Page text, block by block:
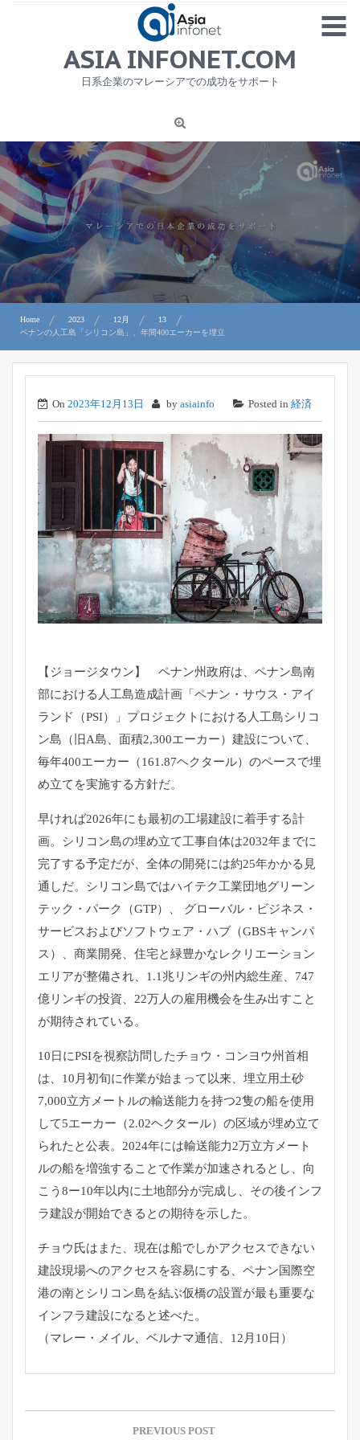
MENU
1
ニュース
労務サービス
プライバシーポリシー及び著作権について
お問合せ
ASIA INFONET.COM
日系企業のマレーシアでの成功をサポート
Home 2023 12月
13
ペナンの人工島「シリコン島」、年間400エーカーを埋立
On 2023年12月13日 by asiainfo Posted in 経済
【ジョージタウン】 ペナン州政府は、ペナン島南
部における人工島造成計画「ペナン・サウス・アイ
ランド（PSI）」プロジェクトにおける人工島シリコ
ン島（旧A島、面積2,300エーカー）建設について、
毎年400エーカー（161.87ヘクタール）のペースで埋
め立てを実施する方針だ。
早ければ2026年にも最初の工場建設に着手する計
画。シリコン島の埋め立て工事自体は2032年までに
完了する予定だが、全体の開発には約25年かかる見
通しだ。シリコン島ではハイテク工業団地グリーン
テック・パーク（GTP）、 グローバル・ビジネス・
サービスおよびソフトウェア・ハブ（GBSキャンパ
ス）、商業開発、住宅と緑豊かなレクリエーション
エリアが整備され、1.1兆リンギの州内総生産、747
億リンギの投資、22万人の雇用機会を生み出すこと
が期待されている。
10日にPSIを視察訪問したチョウ・コンヨウ州首相
は、10月初旬に作業が始まって以来、埋立用土砂
7,000立方メートルの輸送能力を持つ2隻の船を使用
して5エーカー（2.02ヘクタール）の区域が埋め立て
られたと公表。2024年には輸送能力2万立方メート
ルの船を増強することで作業が加速されるとし、向
こう8ー10年以内に土地部分が完成し、その後インフ
ラ建設が開始できるとの期待を示した。
チョウ氏はまた、現在は船でしかアクセスできない
建設現場へのアクセスを容易にする、ペナン国際空
港の南とシリコン島を結ぶ仮橋の設置が最も重要な
インフラ建設になると述べた。
（マレー・メイル、ベルナマ通信、12月10日）
投
PREVIOUS POST